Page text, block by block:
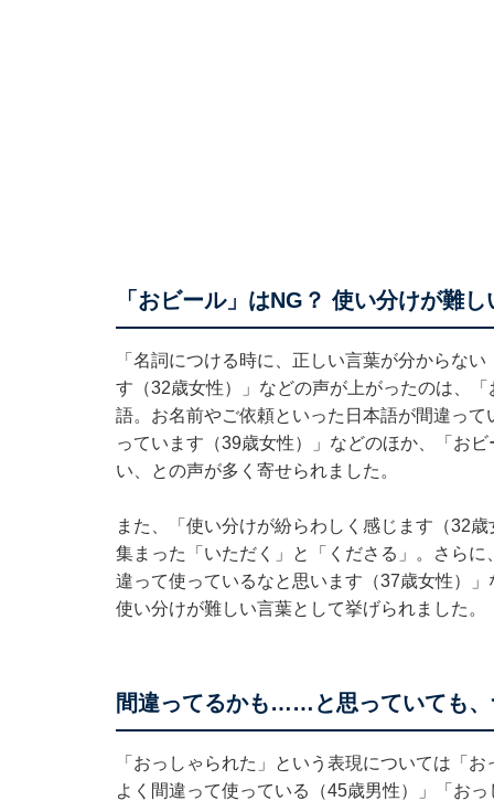
「おビール」はNG？ 使い分けが難し
「名詞につける時に、正しい言葉が分からな
す（32歳女性）」などの声が上がったのは、
語。お名前やご依頼といった日本語が間違っ
っています（39歳女性）」などのほか、「お
い、との声が多く寄せられました。
また、「使い分けが紛らわしく感じます（32
集まった「いただく」と「くださる」。さら
違って使っているなと思います（37歳女性）
使い分けが難しい言葉として挙げられました。
間違ってるかも……と思っていても、
「おっしゃられた」という表現については「
よく間違って使っている（45歳男性）」「お